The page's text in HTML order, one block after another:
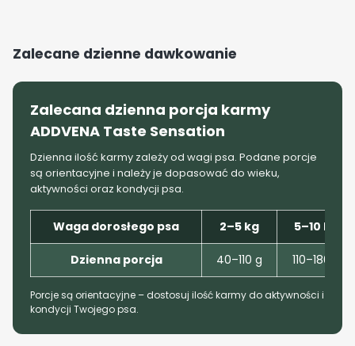
Zalecane dzienne dawkowanie
Zalecana dzienna porcja karmy
ADDVENA Taste Sensation
Dzienna ilość karmy zależy od wagi psa. Podane porcje
są orientacyjne i należy je dopasować do wieku,
aktywności oraz kondycji psa.
Waga dorosłego psa 2–5 kg 5–10 kg
Dzienna porcja 40–110 g 110–180 g
Porcje są orientacyjne – dostosuj ilość karmy do aktywności i
kondycji Twojego psa.